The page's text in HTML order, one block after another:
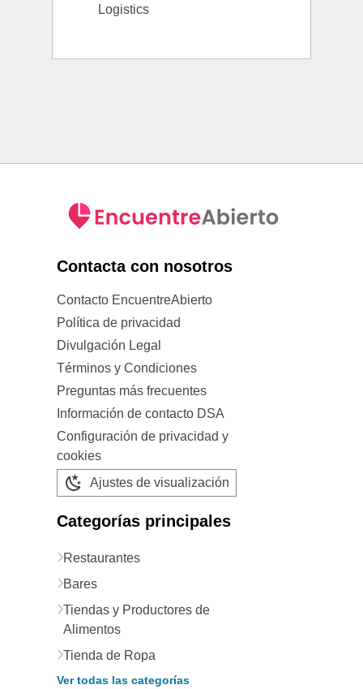
Logistics
Contacta con nosotros
Contacto EncuentreAbierto
Política de privacidad
Divulgación Legal
Términos y Condiciones
Preguntas más frecuentes
Información de contacto DSA
Configuración de privacidad y
cookies
Ajustes de visualización
Categorías principales
Restaurantes
Bares
Tiendas y Productores de
Alimentos
Tienda de Ropa
Ver todas las categorías